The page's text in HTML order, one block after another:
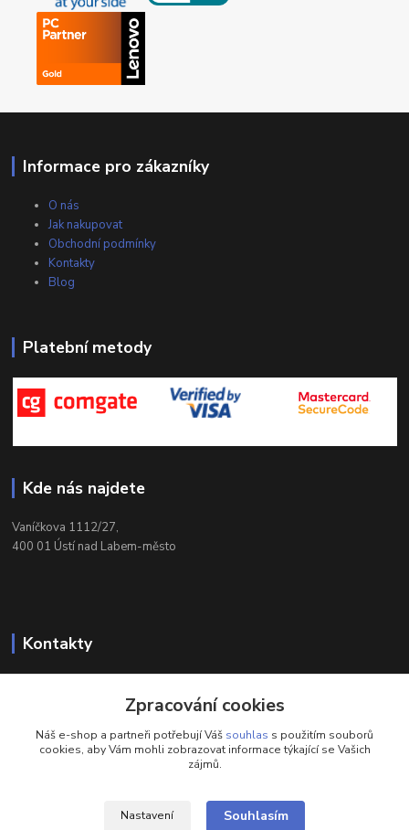
Informace pro zákazníky
O nás
Jak nakupovat
Obchodní podmínky
Kontakty
Blog
Platební metody
Kde nás najdete
Vaníčkova 1112/27,
400 01 Ústí nad Labem-město
Kontakty
eshop@brotherservis.cz
Zpracování cookies
Náš e-shop a partneři potřebují Váš souhlas s použitím souborů
cookies, aby Vám mohli zobrazovat informace týkající se Vašich
zájmů.
Nastavení Souhlasím